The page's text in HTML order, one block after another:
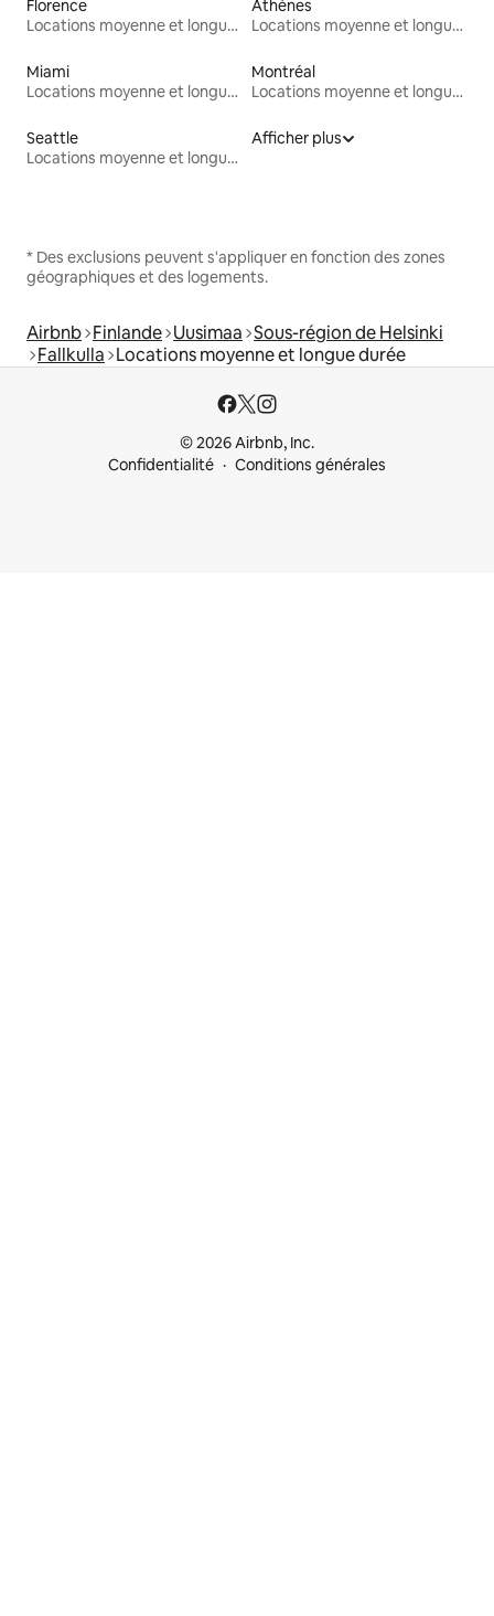
Florence
Locations moyenne et longue durée
Athènes
Locations moyenne et longue durée
Miami
Locations moyenne et longue durée
Montréal
Locations moyenne et longue durée
Seattle
Locations moyenne et longue durée
Afficher plus
* Des exclusions peuvent s'appliquer en fonction des zones
géographiques et des logements.
Airbnb Finlande Uusimaa Sous-région de Helsinki
Fallkulla Locations moyenne et longue durée
© 2026 Airbnb, Inc.
Confidentialité
Conditions générales